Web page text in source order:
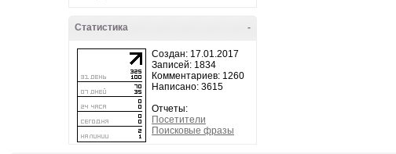
-
Статистика
Создан: 17.01.2017
Записей: 1834
Комментариев: 1260
Написано: 3615
Отчеты:
Посетители
Поисковые фразы